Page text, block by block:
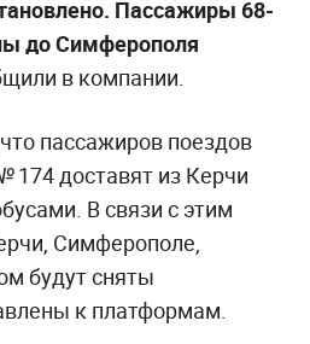
Пассажиры 68-
до Симферополя
в компании.
пассажиров поездов
доставят из Керчи
В связи с этим
Симферополе,
будут сняты
к платформам.